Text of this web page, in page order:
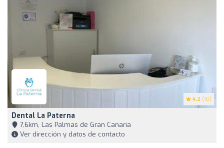
4.2 (10)
Dental La Paterna
7,6km, Las Palmas de Gran Canaria
Ver dirección y datos de contacto